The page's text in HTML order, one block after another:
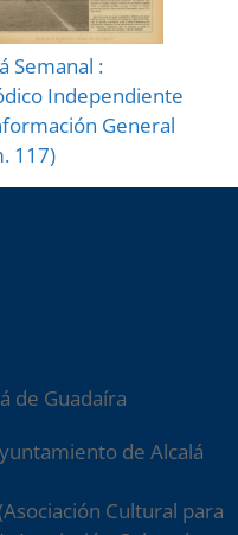
Semanal :
Independiente
General
117)
de Guadaíra
de Alcalá
Cultural para